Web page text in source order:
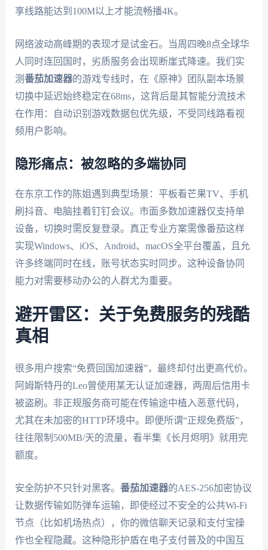
享线路能达到100M以上才能流畅播4K。
网络波动高峰期的表现才是试金石。当周四晚8点全球华
人同时连回国时，劣质服务会出现断崖式降速。我们实
测番茄加速器的游戏专线时，在《原神》团队副本场景
切换中延迟始终稳定在68ms，这背后是其智能分流技术
在作用：自动识别游戏数据包优先级，不受同线路看视
频用户影响。
隐形痛点：被忽略的多端协同
在东京工作的陈姐遇到典型场景：平板看芒果TV、手机
刷抖音、电脑挂着钉钉会议。市面多数加速器仅支持单
设备，切换时需反复登录。真正专业方案需像番茄这样
实现Windows、iOS、Android、macOS全平台覆盖，且允
许多终端同时在线，账号状态实时同步。这种设备协同
能力对需要移动办公的人群尤为重要。
避开雷区：关于免费服务的残酷
真相
很多用户搜索“免费回国加速器”，最终却付出更高代价。
阿姆斯特丹的Leo曾使用某无认证加速器，两周后信用卡
被盗刷。非正规服务商可能在传输途中植入恶意代码，
尤其在未加密的HTTP环境中。即便所谓“正规免费版”，
往往限制500MB/天的流量，看半集《长月烬明》就用完
额度。
安全防护不只针对黑客。 番茄加速器的AES-256加密协议
让数据传输如防弹车运输，即使经过不安全的公共Wi-Fi
节点（比如机场热点），你的微信聊天记录和支付宝操
作也全程隐藏。这种隐形护盾在电子支付普及的中国互